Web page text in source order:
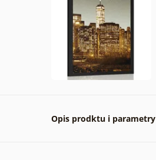
Opis prodktu i parametry